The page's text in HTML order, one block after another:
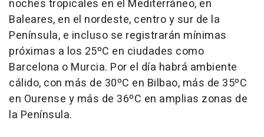
noches tropicales en el Mediterráneo, en
Baleares, en el nordeste, centro y sur de la
Península, e incluso se registrarán mínimas
próximas a los 25ºC en ciudades como
Barcelona o Murcia. Por el día habrá ambiente
cálido, con más de 30ºC en Bilbao, más de 35ºC
en Ourense y más de 36ºC en amplias zonas de
la Península.